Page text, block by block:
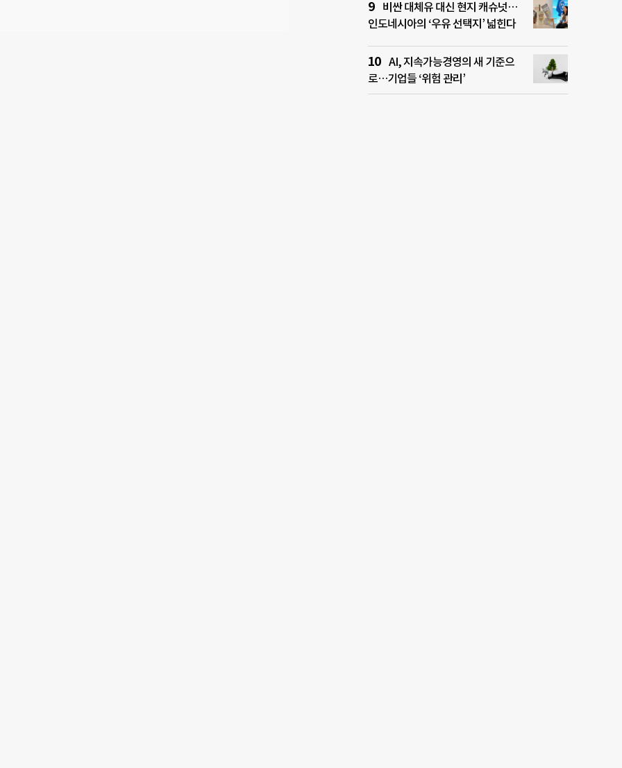
비싼 대체유 대신 현지 캐슈넛…
인도네시아의 ‘우유 선택지’ 넓힌다
AI, 지속가능경영의 새 기준으
로…기업들 ‘위험 관리’